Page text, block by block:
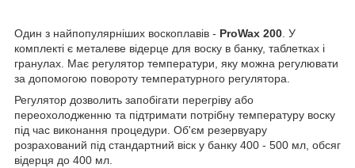
Один з найпопулярніших воскоплавів - ProWax 200. У
комплекті є металеве відерце для воску в банку, таблетках і
гранулах. Має регулятор температури, яку можна регулювати
за допомогою повороту температурного регулятора.
Регулятор дозволить запобігати перегріву або
переохолодженню та підтримати потрібну температуру воску
під час виконання процедури. Об'єм резервуару
розрахований під стандартний віск у банку 400 - 500 мл, обсяг
відерця до 400 мл.